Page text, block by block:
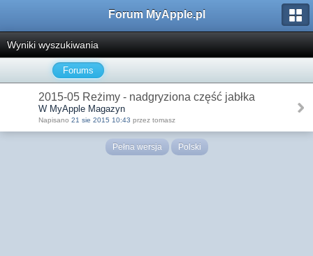
Forum MyApple.pl
Wyniki wyszukiwania
Forums
2015-05 Reżimy - nadgryziona część jabłka
W MyApple Magazyn
Napisano 21 sie 2015 10:43 przez tomasz
Pełna wersja Polski